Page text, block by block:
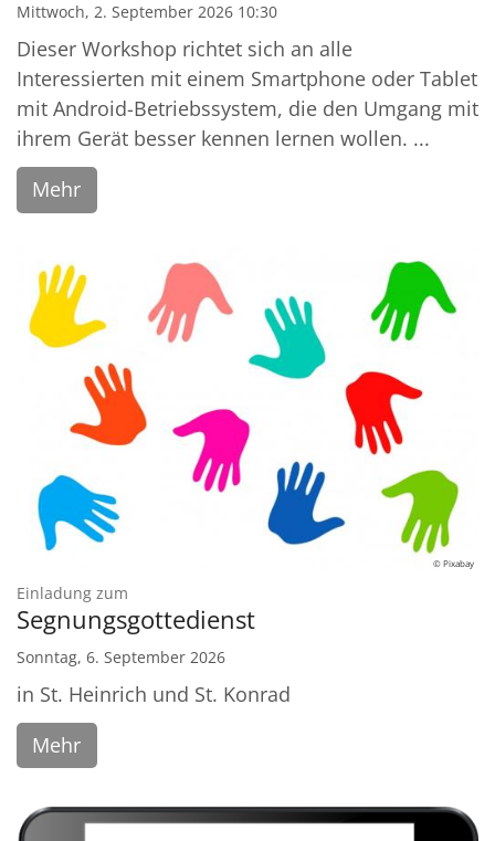
Mittwoch, 2. September 2026 10:30
Dieser Workshop richtet sich an alle
Interessierten mit einem Smartphone oder Tablet
mit Android-Betriebssystem, die den Umgang mit
ihrem Gerät besser kennen lernen wollen. ...
Mehr
© Pixabay
Einladung zum
Segnungsgottedienst
Sonntag, 6. September 2026
in St. Heinrich und St. Konrad
Mehr